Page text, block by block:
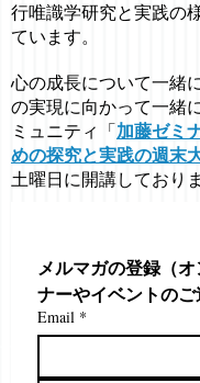
行唯識学研究と実践の
ています。
心の成長について一緒
の実現に向かって一緒
ミュニティ「 加藤ゼミ
めの探究と実践の週末
土曜日に開講しており
メルマガの登録（
ナーやイベントのご
Email *